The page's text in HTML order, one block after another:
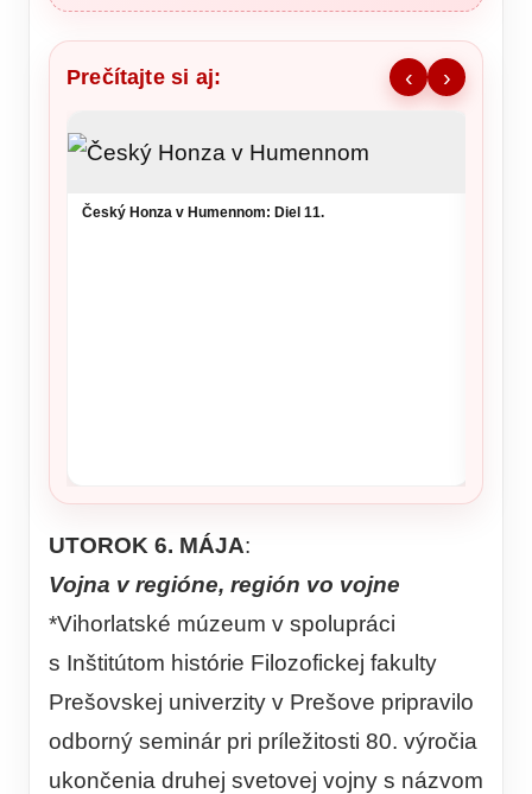
Prečítajte si aj: ‹ ›
Český Honza v Humennom: Diel 11.
UTOROK 6. MÁJA:
Vojna v regióne, región vo vojne
*Vihorlatské múzeum v spolupráci
s Inštitútom histórie Filozofickej fakulty
Prešovskej univerzity v Prešove pripravilo
odborný seminár pri príležitosti 80. výročia
ukončenia druhej svetovej vojny s názvom